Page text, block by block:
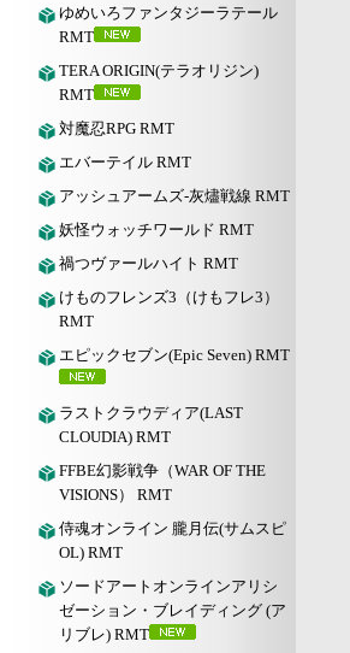
ゆめいろファンタジーラテール
RMT
TERA ORIGIN(テラオリジン)
RMT
対魔忍RPG RMT
エバーテイル RMT
アッシュアームズ‐灰燼戦線 RMT
妖怪ウォッチワールド RMT
禍つヴァールハイト RMT
けものフレンズ3（けもフレ3）
RMT
エピックセブン(Epic Seven) RMT
ラストクラウディア(LAST
CLOUDIA) RMT
FFBE幻影戦争（WAR OF THE
VISIONS） RMT
侍魂オンライン 朧月伝(サムスピ
OL) RMT
ソードアートオンラインアリシ
ゼーション・ブレイディング (ア
リブレ) RMT